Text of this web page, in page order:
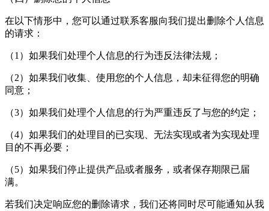
在以下情形中，您可以通过联系客服向我们提出删除个人信息
的请求：
（1）如果我们处理个人信息的行为违反法律法规；
（2）如果我们收集、使用您的个人信息，却未征得您的明确
同意；
（3）如果我们处理个人信息的行为严重违反了与您的约定；
（4）如果我们的处理目的已实现、无法实现或者为实现处理
目的不再必要；
（5）如果我们停止提供产品或者服务，或者保存期限已届
满。
若我们决定响应您的删除请求，我们还将同时尽可能通知从我